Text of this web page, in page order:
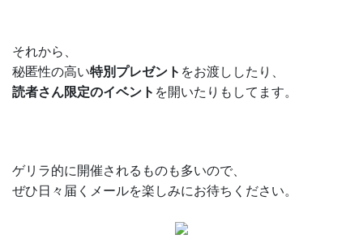
それから、
秘匿性の高い特別プレゼント をお渡ししたり、
読者さん限定のイベント を開いたりもしてます。
ゲリラ的に開催されるものも多いので、
ぜひ日々届くメールを楽しみにお待ちください。